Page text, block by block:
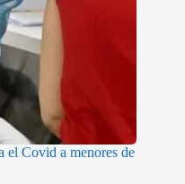
el Covid a menores de